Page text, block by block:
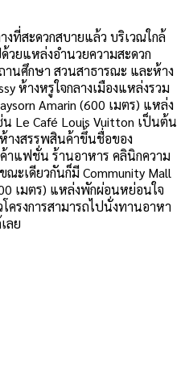
ที่สะดวกสบายแล้ว บริเวณใกล้
วยแหล่งอำนวยความสะดวก
านศึกษา สวนสาธารณะ และห้าง
ห้างหรูใจกลางเมืองแหล่งรวม
Amarin (600 เมตร) แหล่ง
Le Café Louis Vuitton เป็นต้น
างสรรพสินค้าขึ้นชื่อของ
าแฟชั่น ร้านอาหาร คลินิกความ
ะเดียวกันก็มี Community Mall
เมตร) แหล่งพักผ่อนหย่อนใจ
ครงการสามารถไปนั่งทานอาหา
ลย